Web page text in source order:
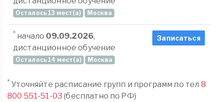
Осталось 13 мест(а) Москва
* начало 09.09.2026,
дистанционное обучение
Осталось 14 мест(а) Москва
Записаться
* Уточняйте расписание групп и программ по тел 8
800 551-51-03 (бесплатно по РФ)